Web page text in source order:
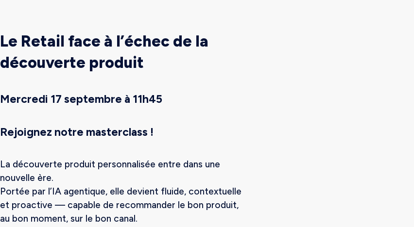
Le Retail face à l’échec de la
découverte produit
Mercredi 17 septembre à 11h45
Rejoignez notre masterclass !
La découverte produit personnalisée entre dans une
nouvelle ère.
Portée par l’IA agentique, elle devient fluide, contextuelle
et proactive — capable de recommander le bon produit,
au bon moment, sur le bon canal.